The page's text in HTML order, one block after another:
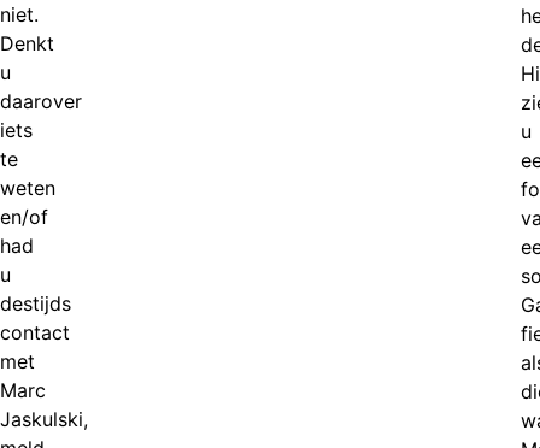
niet.
Denkt
u
daarover
iets
te
weten
en/of
had
u
destijds
contact
met
Marc
Jaskulski,
u